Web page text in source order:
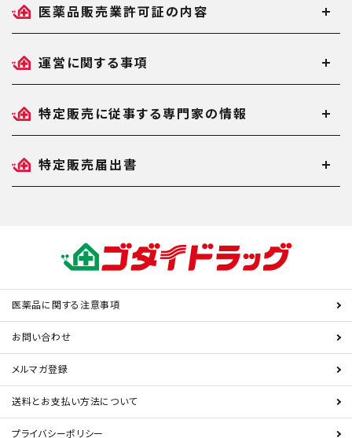
医薬品販売業許可証の内容
運営に関する事項
特定販売に従事する専門家の情報
特定販売届出書
医薬品に関する注意事項
お問い合わせ
メルマガ登録
送料とお支払い方法について
プライバシーポリシー